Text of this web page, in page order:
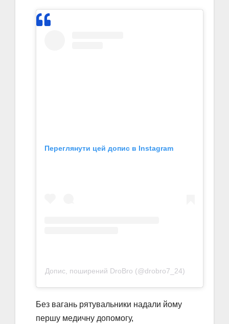
Переглянути цей допис в Instagram
Допис, поширений DroBro (@drobro7_24)
Без вагань рятувальники надали йому
першу медичну допомогу,